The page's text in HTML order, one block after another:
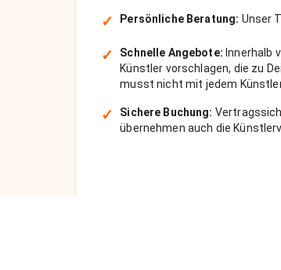
✓ Persönliche Beratung: Unser
✓ Schnelle Angebote: Innerhalb
Künstler vorschlagen, die zu
musst nicht mit jedem
✓ Sichere Buchung:
übernehmen auch die